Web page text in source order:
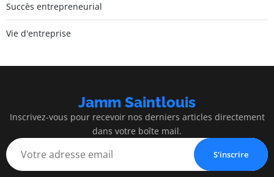
Succès entrepreneurial
Vie d'entreprise
Jamm Saintlouis
Inscrivez-vous pour recevoir nos derniers articles directement
dans votre boîte mail.
S'inscrire